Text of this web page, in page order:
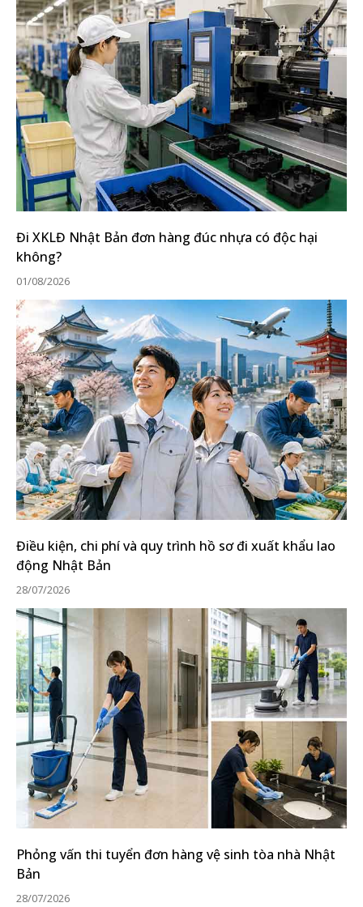
Đi XKLĐ Nhật Bản đơn hàng đúc nhựa có độc hại
không?
01/08/2026
Điều kiện, chi phí và quy trình hồ sơ đi xuất khẩu lao
động Nhật Bản
28/07/2026
Phỏng vấn thi tuyển đơn hàng vệ sinh tòa nhà Nhật
Bản
28/07/2026